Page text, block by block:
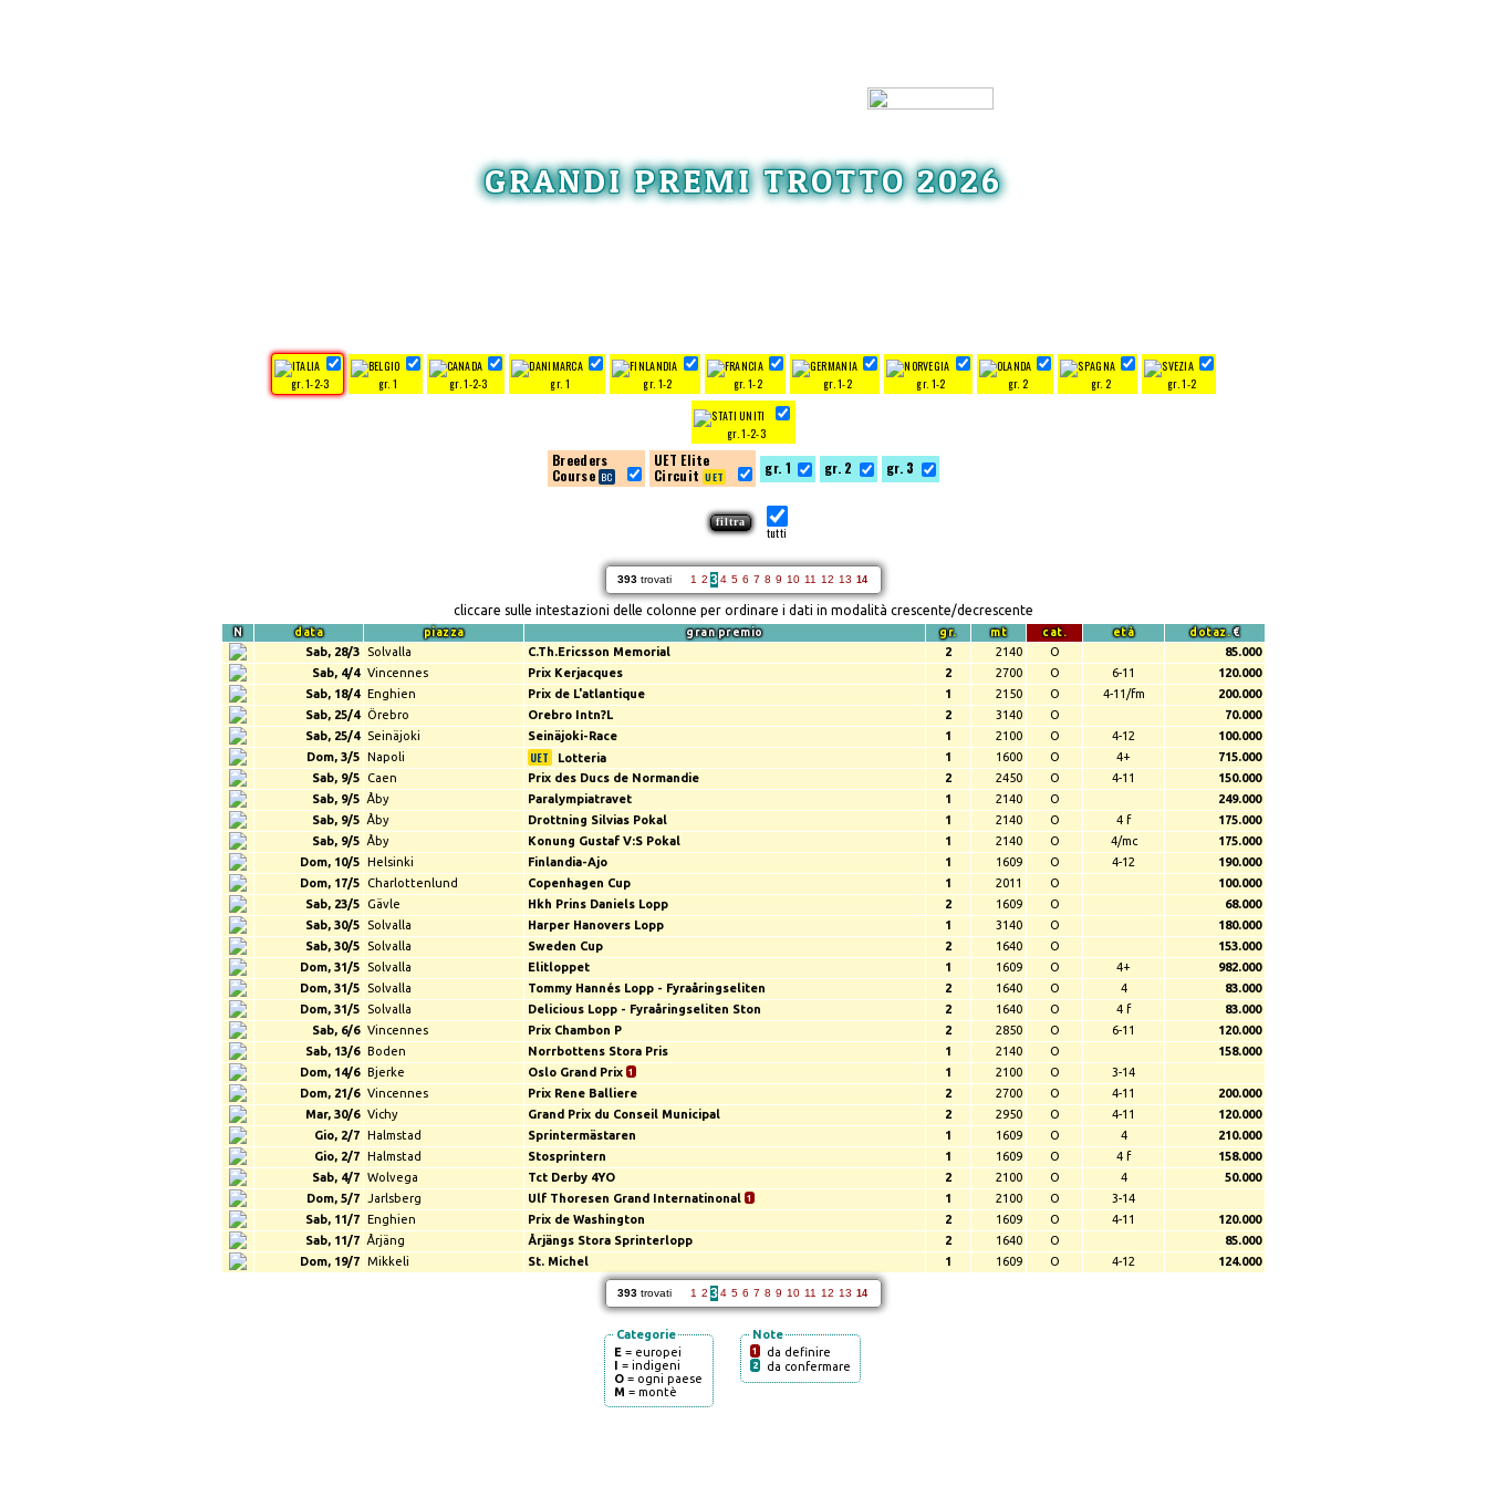
GRANDI PREMI TROTTO 2026
gr. 1-2-3 gr. 1 gr. 1-2-3 gr. 1 gr. 1-2 gr. 1-2 gr. 1-2 gr. 1-2 gr. 2 gr. 2 gr. 1-2
gr. 1-2-3
Breeders
Course
UET Elite
Circuit
gr. 1 gr. 2 gr. 3
tutti
393 trovati 1 2 34 5 6 7 8 9 10 11 12 13 14
cliccare sulle intestazioni delle colonne per ordinare i dati in modalità crescente/decrescente
N data piazza gran premio gr. mt cat. età dotaz.€
Sab, 28/3 Solvalla C.Th.Ericsson Memorial 2 2140 O
85.000
Sab, 4/4 Vincennes Prix Kerjacques 2 2700 O 6-11
120.000
Sab, 18/4 Enghien Prix de L'atlantique 1 2150 O 4-11/fm
200.000
Sab, 25/4
Örebro Orebro Intn?L 2 3140 O
70.000
Sab, 25/4
Seinäjoki Seinäjoki-Race 1 2100 O 4-12
100.000
Dom, 3/5 Napoli Lotteria 1 1600 O 4+
715.000
Sab, 9/5
Caen Prix des Ducs de Normandie 2 2450 O 4-11
150.000
Sab, 9/5 Åby Paralympiatravet 1 2140 O
249.000
Sab, 9/5 Åby Drottning Silvias Pokal 1 2140 O 4 f
175.000
Sab, 9/5 Åby Konung Gustaf V:S Pokal 1 2140 O 4/mc
175.000
Dom, 10/5 Helsinki Finlandia-Ajo 1 1609 O 4-12
190.000
Dom, 17/5
Charlottenlund Copenhagen Cup 1 2011 O
100.000
Sab, 23/5
Gävle Hkh Prins Daniels Lopp 2 1609 O
68.000
Sab, 30/5
Solvalla Harper Hanovers Lopp 1 3140 O
180.000
Sab, 30/5
Solvalla Sweden Cup 2 1640 O
153.000
Dom, 31/5
Solvalla Elitloppet 1 1609 O 4+
982.000
Dom, 31/5
Solvalla Tommy Hannés Lopp - Fyraåringseliten 2 1640 O 4
83.000
Dom, 31/5
Solvalla Delicious Lopp - Fyraåringseliten Ston 2 1640 O 4 f
83.000
Sab, 6/6 Vincennes Prix Chambon P 2 2850 O 6-11
120.000
Sab, 13/6 Boden Norrbottens Stora Pris 1 2140 O
158.000
Dom, 14/6 Bjerke Oslo Grand Prix 1 1 2100 O
3-14
Dom, 21/6 Vincennes Prix Rene Balliere 2 2700 O 4-11
200.000
Mar, 30/6 Vichy Grand Prix du Conseil Municipal 2 2950 O 4-11
120.000
Gio, 2/7 Halmstad Sprintermästaren 1 1609 O 4
210.000
Gio, 2/7 Halmstad Stosprintern 1 1609 O 4 f
158.000
Sab, 4/7 Wolvega Tct Derby 4YO 2 2100 O 4
50.000
Dom, 5/7 Jarlsberg Ulf Thoresen Grand Internatinonal 1 1 2100 O
3-14
Sab, 11/7 Enghien Prix de Washington 2 1609 O 4-11
120.000
Sab, 11/7 Årjäng Årjängs Stora Sprinterlopp 2 1640 O
85.000
Dom, 19/7 Mikkeli St. Michel 1 1609 O 4-12 124.000
393 trovati 1 2 34 5 6 7 8 9 10 11 12 13 14
Categorie
E = europei
I = indigeni
O = ogni paese
M = montè
Note
1 da definire
2 da confermare